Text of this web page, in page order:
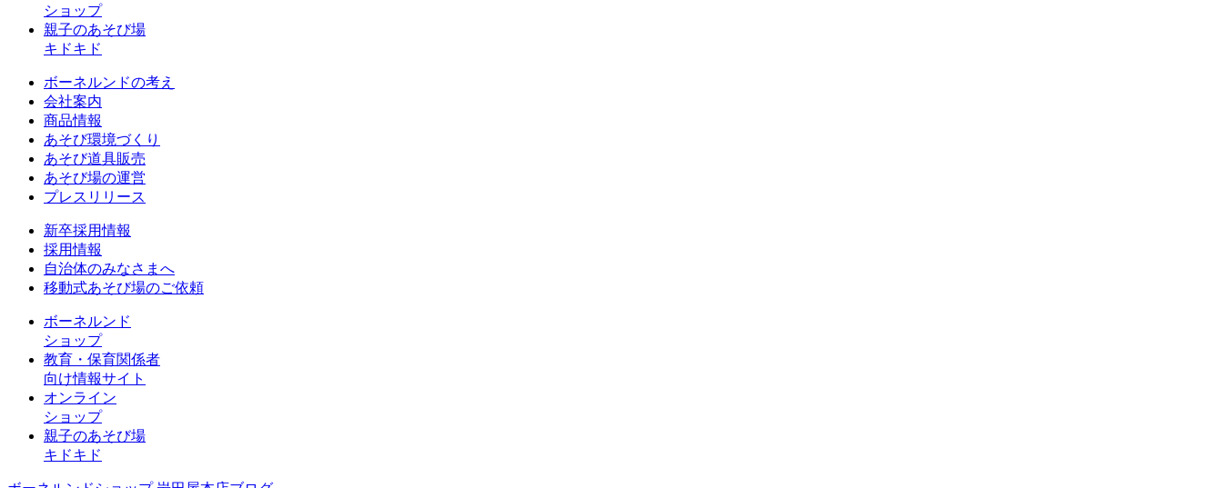
ショップ
親子のあそび場
キドキド
ボーネルンドの考え
会社案内
商品情報
あそび環境づくり
あそび道具販売
あそび場の運営
プレスリリース
新卒採用情報
採用情報
自治体のみなさまへ
移動式あそび場のご依頼
ボーネルンド
ショップ
教育・保育関係者
向け情報サイト
オンライン
ショップ
親子のあそび場
キドキド